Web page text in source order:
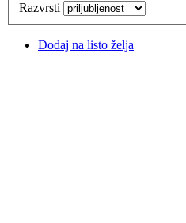
Razvrsti
Dodaj na listo želja